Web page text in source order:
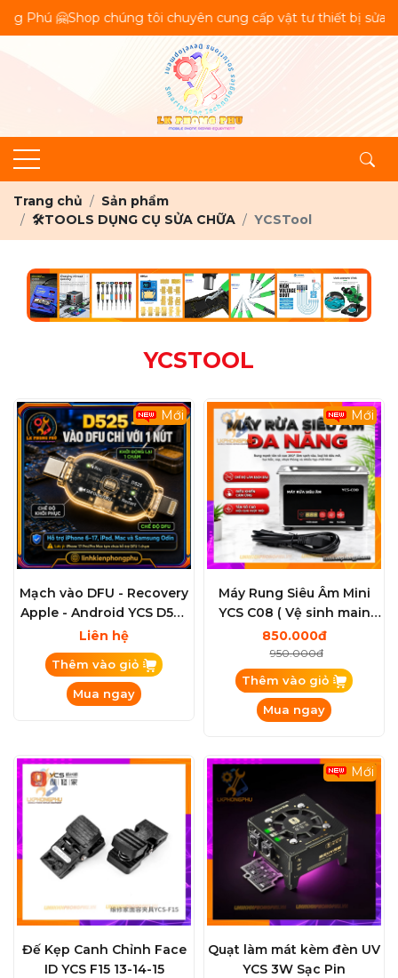
🤗Shop chúng tôi chuyên cung cấp vật tư thiết bị sửa
Trang chủ
Sản phẩm
🛠️TOOLS DỤNG CỤ SỬA CHỮA
YCSTool
YCSTOOL
Mới
Mạch vào DFU - Recovery
Apple - Android YCS D525
(hay còn gọi đầy đủ là
Cáp DFU & Recovery
Mr.Yang D525)
Liên hệ
Thêm vào giỏ
Mua ngay
Mới
Máy Rung Siêu Âm Mini
YCS C08 ( Vệ sinh main
board mạch )
850.000đ
950.000đ
Thêm vào giỏ
Mua ngay
Đế Kẹp Canh Chỉnh Face
ID YCS F15 13-14-15
Mới
Quạt làm mát kèm đèn UV
YCS 3W Sạc Pin